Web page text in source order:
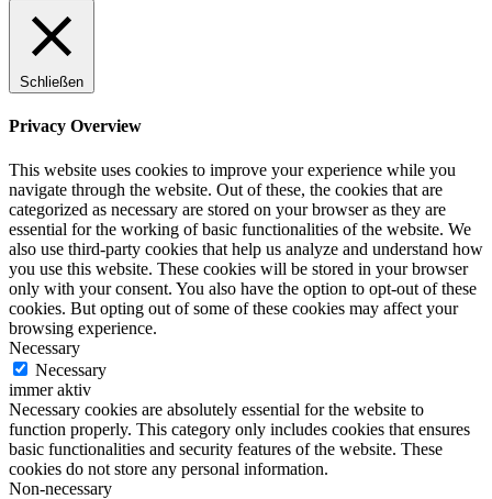
Schließen
Privacy Overview
This website uses cookies to improve your experience while you
navigate through the website. Out of these, the cookies that are
categorized as necessary are stored on your browser as they are
essential for the working of basic functionalities of the website. We
also use third-party cookies that help us analyze and understand how
you use this website. These cookies will be stored in your browser
only with your consent. You also have the option to opt-out of these
cookies. But opting out of some of these cookies may affect your
browsing experience.
Necessary
Necessary
immer aktiv
Necessary cookies are absolutely essential for the website to
function properly. This category only includes cookies that ensures
basic functionalities and security features of the website. These
cookies do not store any personal information.
Non-necessary